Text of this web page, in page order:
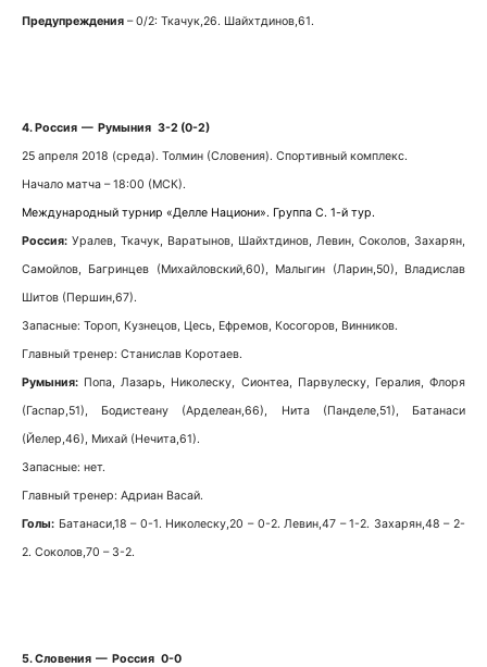
Предупреждения – 0/2: Ткачук,26. Шайхтдинов,61.
4. Россия — Румыния 3-2 (0-2)
25 апреля 2018 (среда). Толмин (Словения). Спортивный комплекс.
Начало матча – 18:00 (МСК).
Международный турнир «Делле Национи». Группа С. 1-й тур.
Россия: Уралев, Ткачук, Варатынов, Шайхтдинов, Левин, Соколов, Захарян,
Самойлов, Багринцев (Михайловский,60), Малыгин (Ларин,50), Владислав
Шитов (Першин,67).
Запасные: Тороп, Кузнецов, Цесь, Ефремов, Косогоров, Винников.
Главный тренер: Станислав Коротаев.
Румыния: Попа, Лазарь, Николеску, Сионтеа, Парвулеску, Гералия, Флоря
(Гаспар,51), Бодистеану (Арделеан,66), Нита (Панделе,51), Батанаси
(Йелер,46), Михай (Нечита,61).
Запасные: нет.
Главный тренер: Адриан Васай.
Голы: Батанаси,18 – 0-1. Николеску,20 – 0-2. Левин,47 – 1-2. Захарян,48 – 2-
2. Соколов,70 – 3-2.
5. Словения — Россия 0-0